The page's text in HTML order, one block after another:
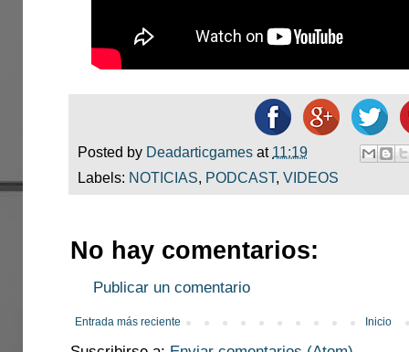
Posted by Deadarticgames at 11:19
Labels: NOTICIAS, PODCAST, VIDEOS
No hay comentarios:
Publicar un comentario
Entrada más reciente Inicio